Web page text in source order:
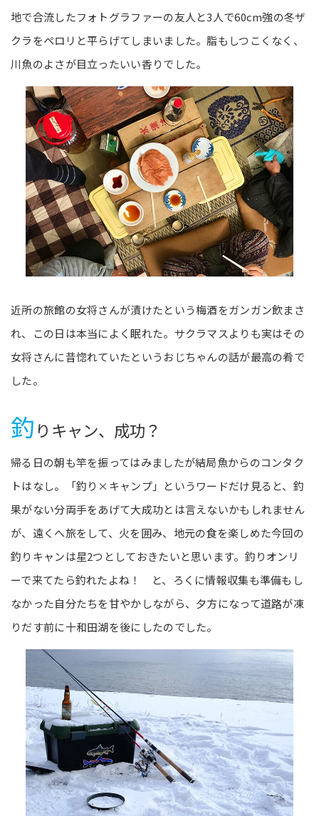
地で合流したフォトグラファーの友人と3人で60cm強の冬ザ
クラをペロリと平らげてしまいました。脂もしつこくなく、
川魚のよさが目立ったいい香りでした。
近所の旅館の女将さんが漬けたという梅酒をガンガン飲まさ
れ、この日は本当によく眠れた。サクラマスよりも実はその
女将さんに昔惚れていたというおじちゃんの話が最高の肴で
した。
釣りキャン、成功？
帰る日の朝も竿を振ってはみましたが結局魚からのコンタク
トはなし。「釣り×キャンプ」というワードだけ見ると、釣
果がない分両手をあげて大成功とは言えないかもしれません
が、遠くへ旅をして、火を囲み、地元の食を楽しめた今回の
釣りキャンは星2つとしておきたいと思います。釣りオンリ
ーで来てたら釣れたよね！ と、ろくに情報収集も準備もし
なかった自分たちを甘やかしながら、夕方になって道路が凍
りだす前に十和田湖を後にしたのでした。